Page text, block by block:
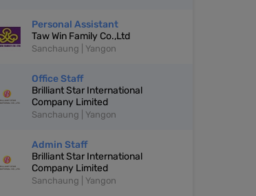
Personal Assistant
Taw Win Family Co.,Ltd
Sanchaung | Yangon
Office Staff
Brilliant Star International
Company Limited
Sanchaung | Yangon
Admin Staff
Brilliant Star International
Company Limited
Sanchaung | Yangon